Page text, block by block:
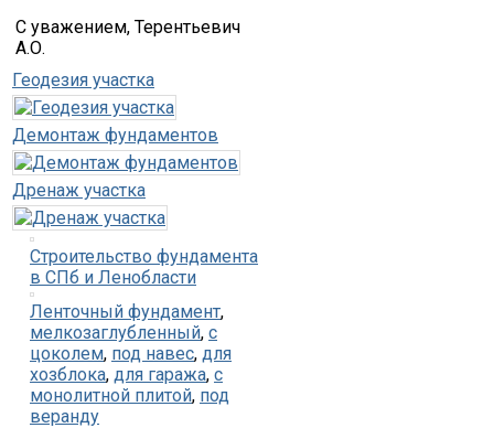
С уважением, Терентьевич
А.О.
Геодезия участка
Демонтаж фундаментов
Дренаж участка
Строительство фундамента
в СПб и Ленобласти
Ленточный фундамент,
мелкозаглубленный, с
цоколем, под навес, для
хозблока, для гаража, с
монолитной плитой, под
веранду